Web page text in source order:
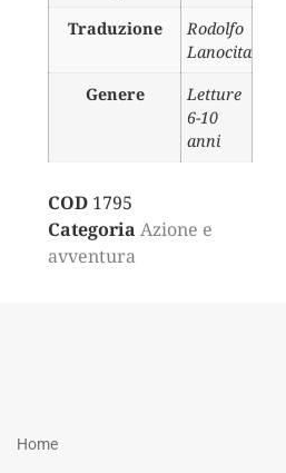
Traduzione
Rodolfo
Lanocita
Genere
Letture
6-10
anni
COD 1795
Categoria Azione e
avventura
Home